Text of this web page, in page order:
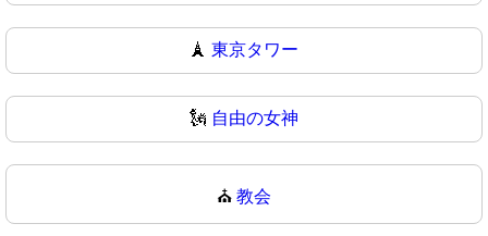
🗼 東京タワー
🗽 自由の女神
⛪ 教会